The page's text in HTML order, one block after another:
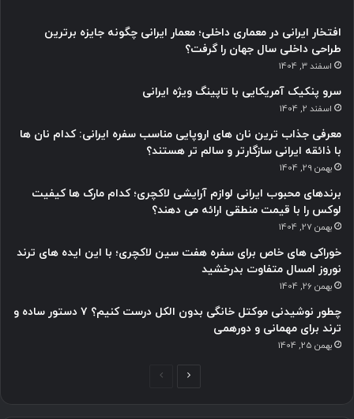
افتخار ایرانی در معماری داخلی؛ معمار ایرانی چگونه جایزه برترین
طراحی داخلی سال جهان را گرفت؟
اسفند 3, 1404
سرو پنکیک آمریکایی با تاپینگ ویژه ایرانی
اسفند 2, 1404
معرفی جذاب ترین نان های اروپایی مناسب سفره ایرانی: کدام نان ها
با ذائقه ایرانی سازگارتر و سالم تر هستند؟
بهمن 29, 1404
برندهای محبوب ایرانی لوازم آرایشی لاکچری؛ کدام مارک ها کیفیت
لوکس را با قیمت منطقی ارائه می دهند؟
بهمن 27, 1404
خوراکی های خاص برای سفره هفت سین لاکچری؛ با این ایده های ترند
نوروز امسال متفاوت بدرخشید
بهمن 26, 1404
چطور نوشیدنی موکتل خانگی بدون الکل درست کنیم؟ ۷ دستور ساده و
ترند برای مهمانی و دورهمی
بهمن 25, 1404